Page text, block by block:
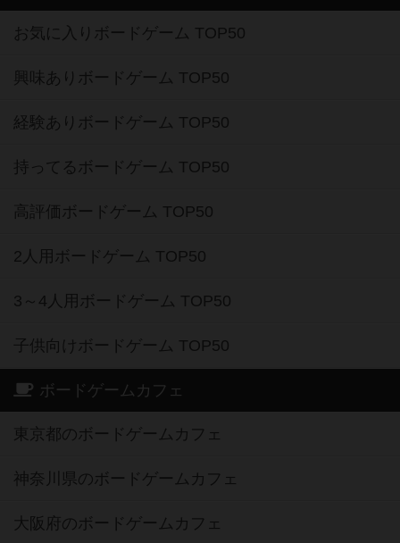
お気に入りボードゲーム TOP50
興味ありボードゲーム TOP50
経験ありボードゲーム TOP50
持ってるボードゲーム TOP50
高評価ボードゲーム TOP50
2人用ボードゲーム TOP50
3～4人用ボードゲーム TOP50
子供向けボードゲーム TOP50
ボードゲームカフェ
東京都のボードゲームカフェ
神奈川県のボードゲームカフェ
大阪府のボードゲームカフェ